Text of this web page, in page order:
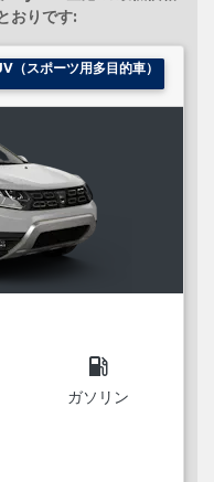
おりです:
（スポーツ用多目的車）
local_gas_station
ガソリン